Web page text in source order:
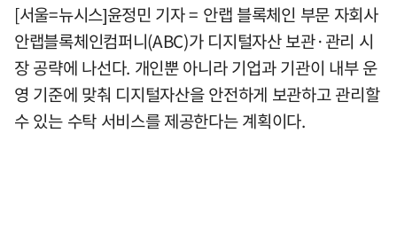
[서울=뉴시스]윤정민 기자 = 안랩 블록체인 부문 자회사
안랩블록체인컴퍼니(ABC)가 디지털자산 보관·관리 시
장 공략에 나선다. 개인뿐 아니라 기업과 기관이 내부 운
영 기준에 맞춰 디지털자산을 안전하게 보관하고 관리할
수 있는 수탁 서비스를 제공한다는 계획이다.